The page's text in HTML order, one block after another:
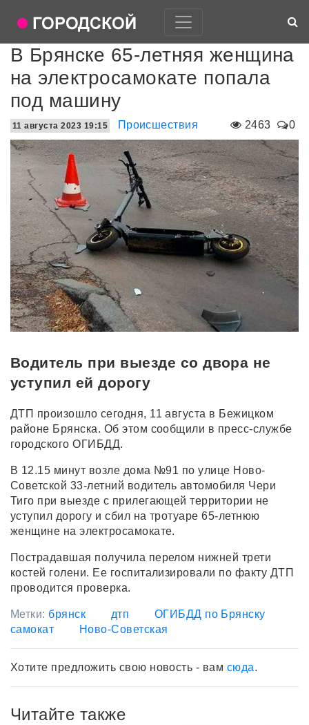
В Брянске 65-летняя женщина
на электросамокате попала
под машину
2463 0
11 августа 2023 19:15 Происшествия
Водитель при выезде со двора не
уступил ей дорогу
ДТП произошло сегодня, 11 августа в Бежицком
районе Брянска. Об этом сообщили в пресс-службе
городского ОГИБДД.
В 12.15 минут возле дома №91 по улице Ново-
Советской 33-летний водитель автомобиля Чери
Тиго при выезде с прилегающей территории не
уступил дорогу и сбил на тротуаре 65-летнюю
женщине на электросамокате.
Пострадавшая получила перелом нижней трети
костей голени. Ее госпитализировали по факту ДТП
проводится проверка.
Метки: брянск дтп
ОГИБДД по Брянску
самокат
Ново-Советская
Хотите предложить свою новость - вам сюда.
Читайте также